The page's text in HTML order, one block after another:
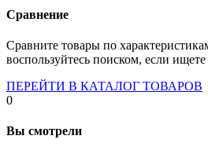
Socket-
Socket-
Socket-
Socket-
Сравнение
Сравните товары по
воспользуйтесь поиском, если
ПЕРЕЙТИ В КАТАЛОГ ТОВАРОВ
0
Вы смотрели